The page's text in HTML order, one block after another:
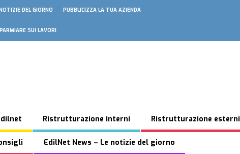
DEL GIORNO PUBBLICIZZA LA TUA AZIENDA
SUI LAVORI
Ristrutturazione interni Ristrutturazione esterni
EdilNet News – Le notizie del giorno